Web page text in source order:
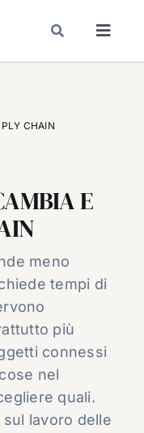
CHAIN
E
meno
tempi di
più
connessi
nel
quali.
sul lavoro delle